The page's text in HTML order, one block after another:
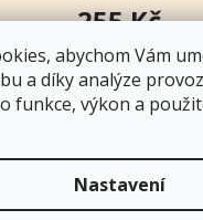
abychom Vám
a díky analýze
funkce, výkon a
Nastavení
349
TCM Bohemia
0.033 kg
255 Kč
Měrná
cena:
Přidat